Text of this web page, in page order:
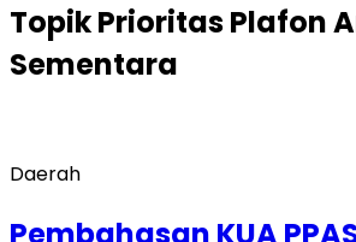
TopikPrioritas Plafon
Sementara
Daerah
Pembahasan KUA